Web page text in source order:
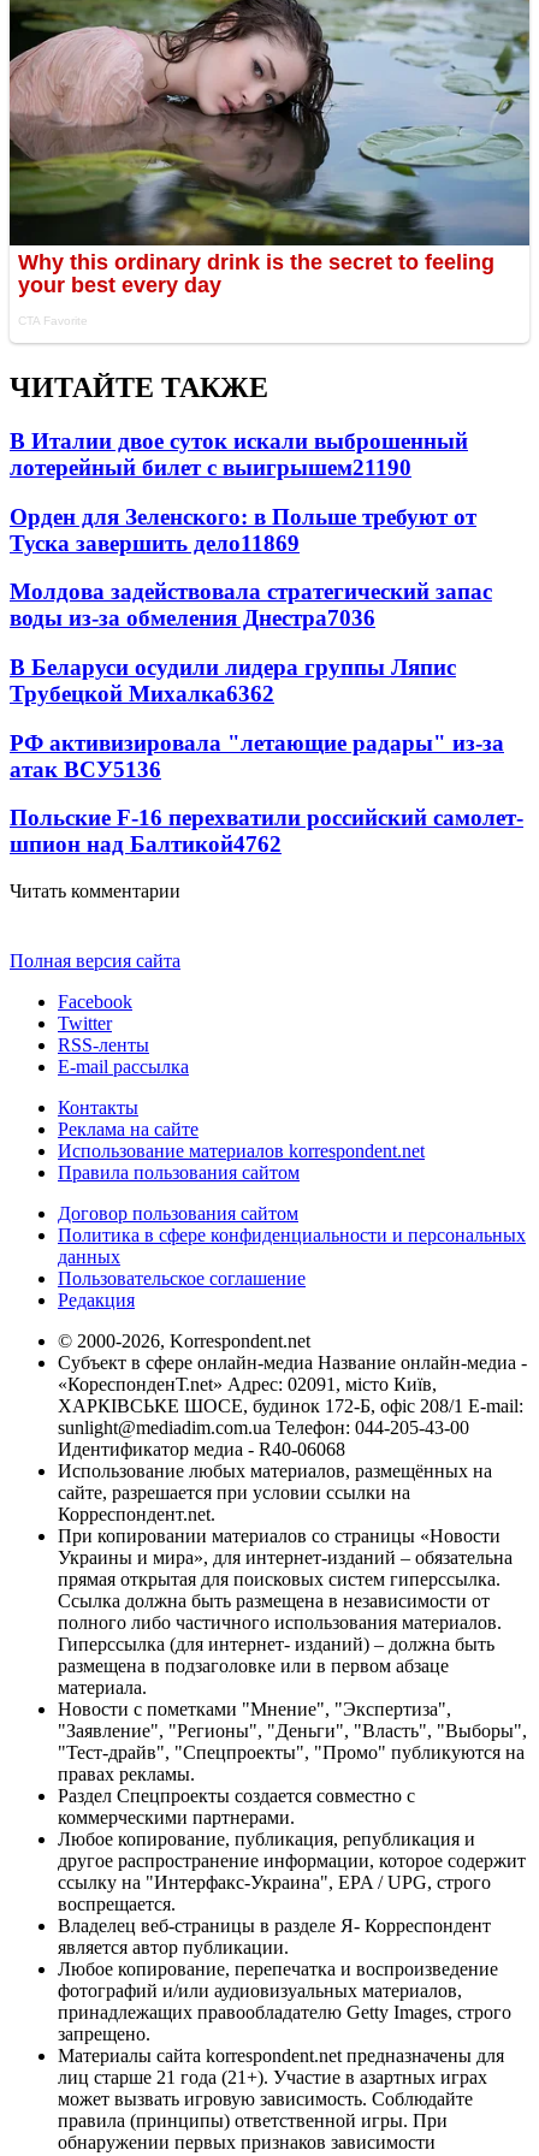
ЧИТАЙТЕ ТАКЖЕ
В Италии двое суток искали выброшенный
лотерейный билет с выигрышем21190
Орден для Зеленского: в Польше требуют от
Туска завершить дело11869
Молдова задействовала стратегический запас
воды из-за обмеления Днестра7036
В Беларуси осудили лидера группы Ляпис
Трубецкой Михалка6362
РФ активизировала "летающие радары" из-за
атак ВСУ5136
Польские F-16 перехватили российский самолет-
шпион над Балтикой4762
Читать комментарии
Полная версия сайта
Facebook
Twitter
RSS-ленты
E-mail рассылка
Контакты
Реклама на сайте
Использование материалов korrespondent.net
Правила пользования сайтом
Договор пользования сайтом
Политика в сфере конфиденциальности и персональных
данных
Пользовательское соглашение
Редакция
© 2000-2026, Korrespondent.net
Субъект в сфере онлайн-медиа Название онлайн-медиа -
«КореспонденТ.net» Адрес: 02091, місто Київ,
ХАРКІВСЬКЕ ШОСЕ, будинок 172-Б, офіс 208/1 E-mail:
sunlight@mediadim.com.ua Телефон: 044-205-43-00
Идентификатор медиа - R40-06068
Использование любых материалов, размещённых на
сайте, разрешается при условии ссылки на
Корреспондент.net.
При копировании материалов со страницы «Новости
Украины и мира», для интернет-изданий – обязательна
прямая открытая для поисковых систем гиперссылка.
Ссылка должна быть размещена в независимости от
полного либо частичного использования материалов.
Гиперссылка (для интернет- изданий) – должна быть
размещена в подзаголовке или в первом абзаце
материала.
Новости с пометками "Мнение", "Экспертиза",
"Заявление", "Регионы", "Деньги", "Власть", "Выборы",
"Тест-драйв", "Спецпроекты", "Промо" публикуются на
правах рекламы.
Раздел Спецпроекты создается совместно с
коммерческими партнерами.
Любое копирование, публикация, републикация и
другое распространение информации, которое содержит
ссылку на "Интерфакс-Украина", EPA / UPG, строго
воспрещается.
Владелец веб-страницы в разделе Я- Корреспондент
является автор публикации.
Любое копирование, перепечатка и воспроизведение
фотографий и/или аудиовизуальных материалов,
принадлежащих правообладателю Getty Images, строго
запрещено.
Материалы сайта korrespondent.net предназначены для
лиц старше 21 года (21+). Участие в азартных играх
может вызвать игровую зависимость. Соблюдайте
правила (принципы) ответственной игры. При
обнаружении первых признаков зависимости